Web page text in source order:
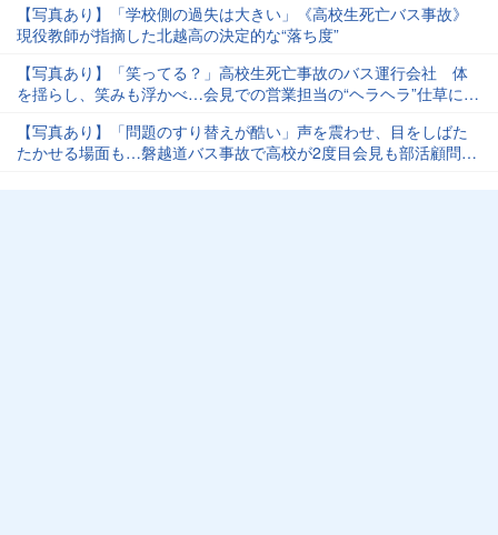
【写真あり】「学校側の過失は大きい」《高校生死亡バス事故》
現役教師が指摘した北越高の決定的な“落ち度”
【写真あり】「笑ってる？」高校生死亡事故のバス運行会社 体
を揺らし、笑みも浮かべ…会見での営業担当の“ヘラヘラ”仕草に疑
【写真あり】「問題のすり替えが酷い」声を震わせ、目をしばた
たかせる場面も…磐越道バス事故で高校が2度目会見も部活顧問